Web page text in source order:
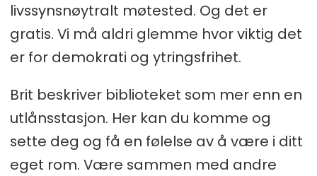
livssynsnøytralt møtested. Og det er
gratis. Vi må aldri glemme hvor viktig det
er for demokrati og ytringsfrihet.
Brit beskriver biblioteket som mer enn en
utlånsstasjon. Her kan du komme og
sette deg og få en følelse av å være i ditt
eget rom. Være sammen med andre